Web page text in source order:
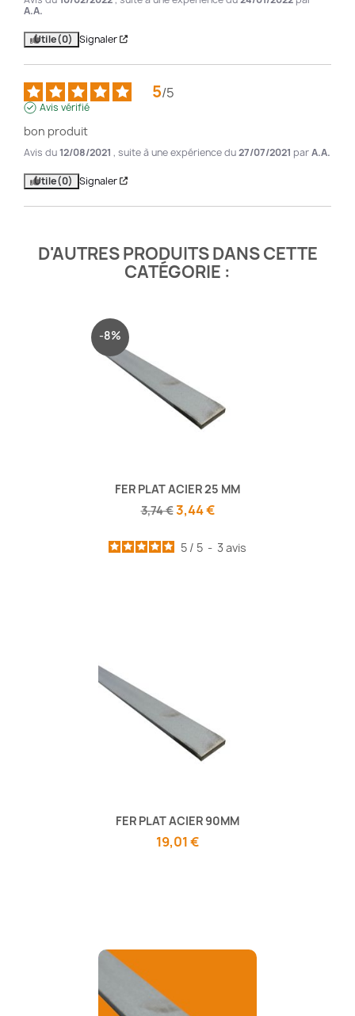
A.A.
Utile(0) Signaler
5/5
Avis vérifié
bon produit
Avis du12/08/2021 , suite à une expérience du27/07/2021 parA.A.
Utile(0) Signaler
D'AUTRES PRODUITS DANS CETTE
CATÉGORIE :
FER PLAT ACIER 25 MM
3,74 €3,44 €
5 / 5 - 3avis
-8%
FER PLAT ACIER 90MM
19,01 €